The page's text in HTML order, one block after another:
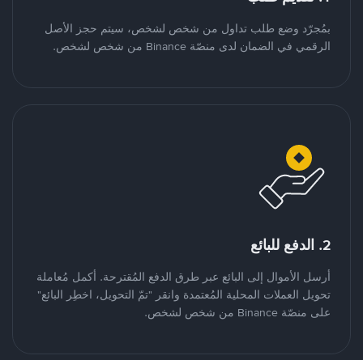
بمُجرّد وضع طلب تداول من شخص لشخص، سيتم حجز الأصل
الرقمي في الضمان لدى منصّة Binance من شخص لشخص.
2. الدفع للبائع
أرسل الأموال إلى البائع عبر طرق الدفع المُقترحة. أكمل مُعاملة
تحويل العملات المحلية المُعتمدة وانقر "تمّ التحويل، اخطِر البائع"
على منصّة Binance من شخص لشخص.